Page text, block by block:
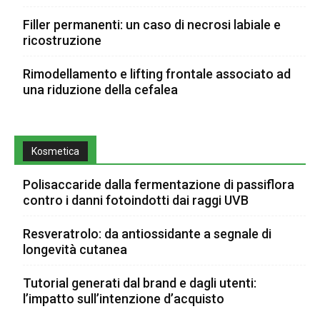
Filler permanenti: un caso di necrosi labiale e
ricostruzione
Rimodellamento e lifting frontale associato ad
una riduzione della cefalea
Kosmetica
Polisaccaride dalla fermentazione di passiflora
contro i danni fotoindotti dai raggi UVB
Resveratrolo: da antiossidante a segnale di
longevità cutanea
Tutorial generati dal brand e dagli utenti:
l’impatto sull’intenzione d’acquisto